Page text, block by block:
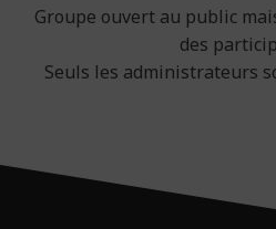
Groupe ouvert au public
des
Seuls les administrateurs